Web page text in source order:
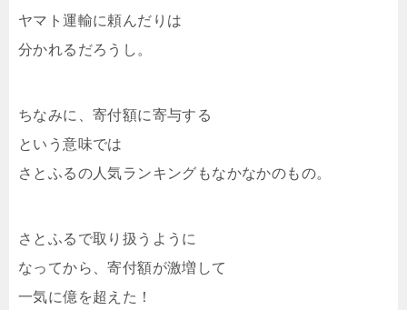
ヤマト運輸に頼んだりは
分かれるだろうし。
ちなみに、寄付額に寄与する
という意味では
さとふるの人気ランキングもなかなかのもの。
さとふるで取り扱うように
なってから、寄付額が激増して
一気に億を超えた！